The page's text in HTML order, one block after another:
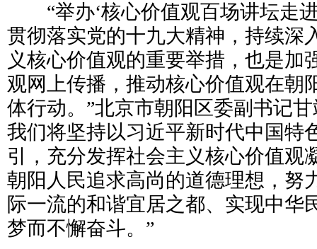
“举办‘核心价值观百场讲坛走进
贯彻落实党的十九大精神，持续深
义核心价值观的重要举措，也是加
观网上传播，推动核心价值观在朝
体行动。”北京市朝阳区委副书记
我们将坚持以习近平新时代中国特
引，充分发挥社会主义核心价值观
朝阳人民追求高尚的道德理想，努
际一流的和谐宜居之都、实现中华
梦而不懈奋斗。”